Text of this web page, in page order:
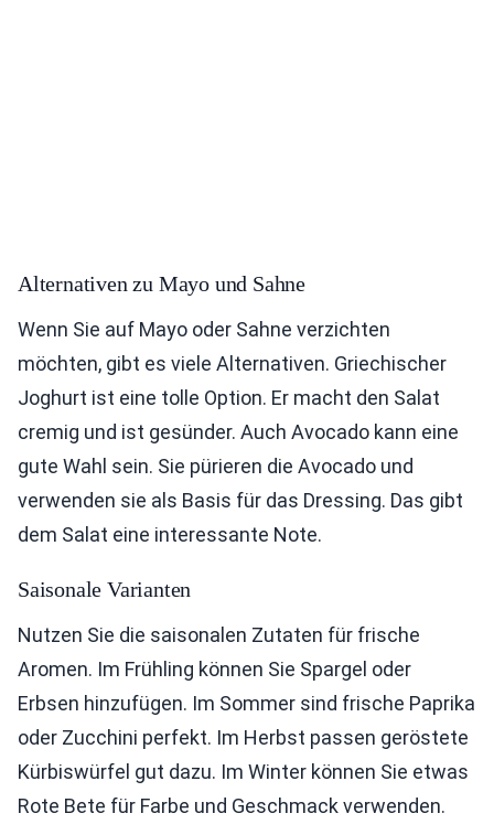
Alternativen zu Mayo und Sahne
Wenn Sie auf Mayo oder Sahne verzichten
möchten, gibt es viele Alternativen. Griechischer
Joghurt ist eine tolle Option. Er macht den Salat
cremig und ist gesünder. Auch Avocado kann eine
gute Wahl sein. Sie pürieren die Avocado und
verwenden sie als Basis für das Dressing. Das gibt
dem Salat eine interessante Note.
Saisonale Varianten
Nutzen Sie die saisonalen Zutaten für frische
Aromen. Im Frühling können Sie Spargel oder
Erbsen hinzufügen. Im Sommer sind frische Paprika
oder Zucchini perfekt. Im Herbst passen geröstete
Kürbiswürfel gut dazu. Im Winter können Sie etwas
Rote Bete für Farbe und Geschmack verwenden.